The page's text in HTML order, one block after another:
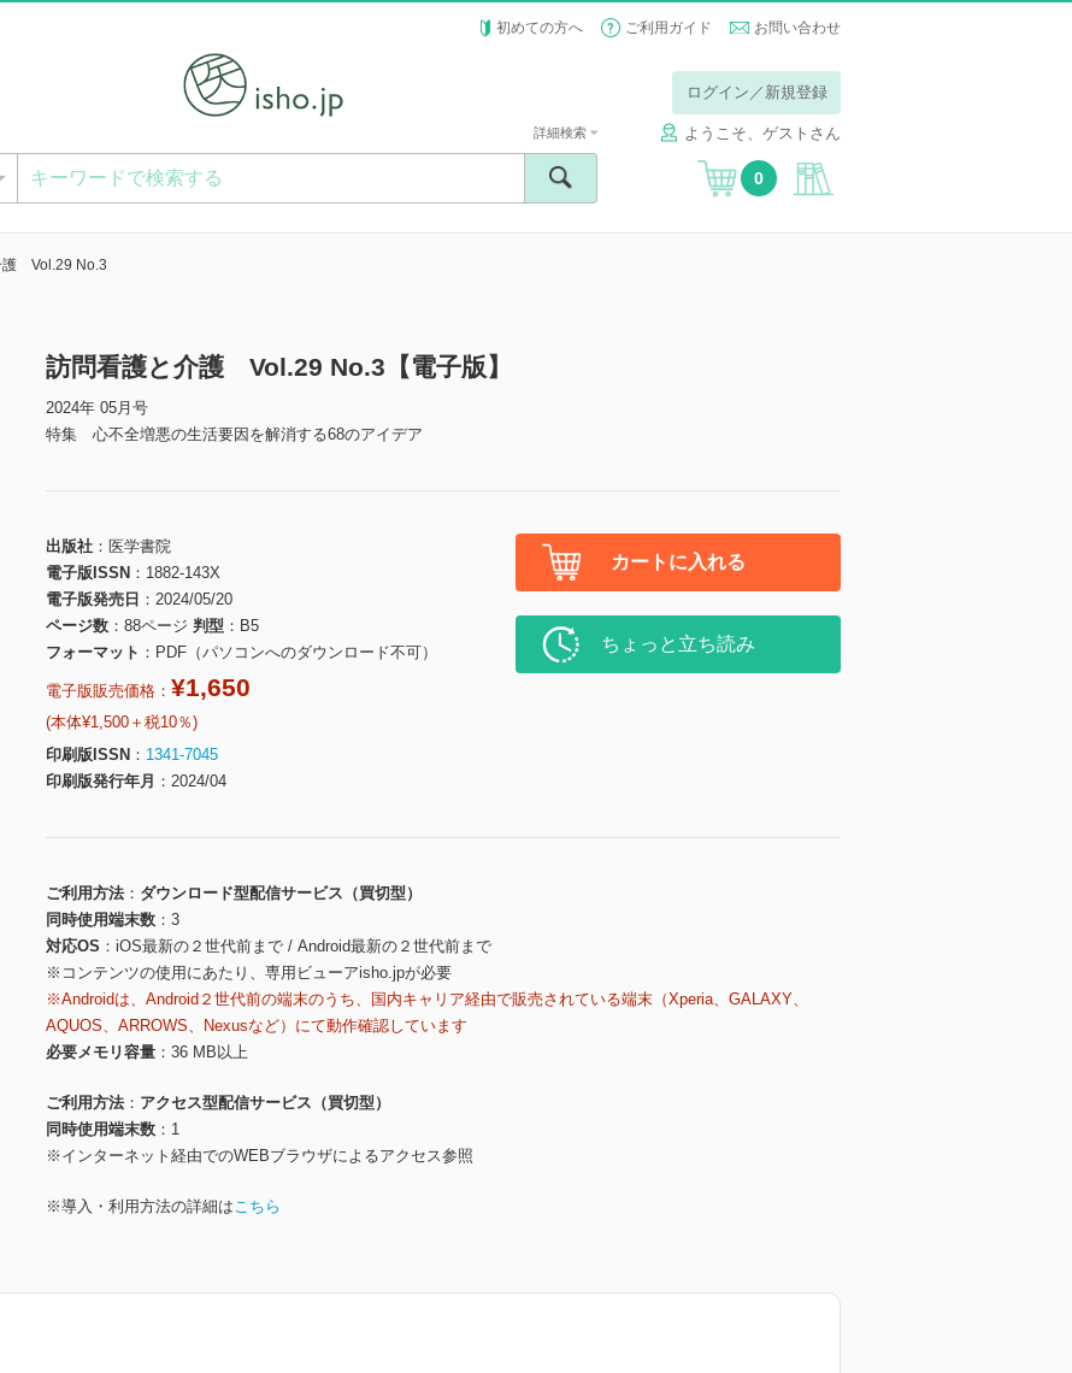
初めての方へ ご利用ガイド お問い合わせ
ログイン／新規登録
ようこそ、ゲストさん
詳細検索
0
護 Vol.29 No.3
訪問看護と介護 Vol.29 No.3【電子版】
2024年 05月号
特集 心不全増悪の生活要因を解消する68のアイデア
出版社
医学書院
電子版ISSN
1882-143X
電子版発売日
2024/05/20
ページ数
88ページ 判型
B5
フォーマット
PDF（パソコンへのダウンロード不可）
電子版販売価格： ¥1,650
(本体¥1,500＋税10％)
印刷版ISSN
1341-7045
印刷版発行年月
2024/04
カートに入れる
ちょっと立ち読み
ご利用方法
ダウンロード型配信サービス（買切型）
同時使用端末数
3
対応OS
iOS最新の２世代前まで / Android最新の２世代前まで
※コンテンツの使用にあたり、専用ビューアisho.jpが必要
※Androidは、Android２世代前の端末のうち、国内キャリア経由で販売されている端末（Xperia、GALAXY、
AQUOS、ARROWS、Nexusなど）にて動作確認しています
必要メモリ容量
36 MB以上
ご利用方法
アクセス型配信サービス（買切型）
同時使用端末数
1
※インターネット経由でのWEBブラウザによるアクセス参照
※導入・利用方法の詳細はこちら